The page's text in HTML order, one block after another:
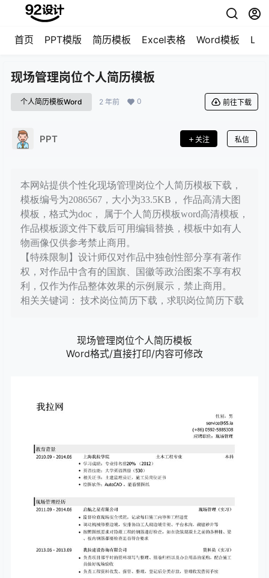
首页 PPT模版 简历模板 Excel表格 Word模板
现场管理岗位个人简历模板
个人简历模板Word 2 年前 0 前往下载
PPT 关注 私信
本网站提供个性化现场管理岗位个人简历模板下载，
模板编号为2086567，大小为33.5KB， 作品高清大图
模板，格式为doc， 属于个人简历模板word高清模板，
作品模板源文件下载后可用编辑替换，模板中如有人
物画像仅供参考禁止商用。
【特殊限制】设计师仅对作品中独创性部分享有著作
权，对作品中含有的国旗、国徽等政治图案不享有权
利，仅作为作品整体效果的示例展示，禁止商用。
相关关键词： 技术岗位简历下载，求职岗位简历下载
现场管理岗位个人简历模板
Word格式/直接打印/内容可修改